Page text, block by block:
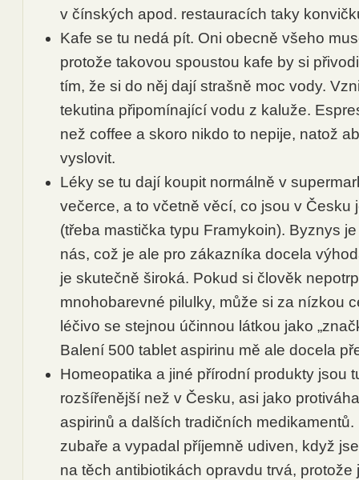
v čínských apod. restauracích taky
Kafe se tu nedá pít. Oni obecně všeho
protože takovou spoustou kafe by si
tím, že si do něj dají strašně moc vody.
tekutina připomínající vodu z kaluže.
než coffee a skoro nikdo to nepije, natož
vyslovit.
Léky se tu dají koupit normálně v
večerce, a to včetně věcí, co jsou v Česku
(třeba mastička typu Framykoin). Byznys
nás, což je ale pro zákazníka docela
je skutečně široká. Pokud si člověk
mnohobarevné pilulky, může si za nízkou
léčivo se stejnou účinnou látkou jako
Balení 500 tablet aspirinu mě ale docela
Homeopatika a jiné přírodní produkty jsou
rozšířenější než v Česku, asi jako
aspirinů a dalších tradičních
zubaře a vypadal příjemně udiven, když
na těch antibiotikách opravdu trvá, protože